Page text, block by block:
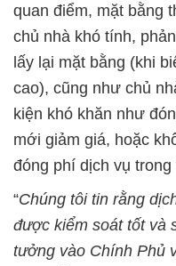
quan điểm, mặt bằng
chủ nhà khó tính,
lấy lại mặt bằng (khi
cao), cũng như chủ
kiện khó khăn như
mới giảm giá, hoặc
đóng phí dịch vụ
“Chúng tôi tin rằng
được kiểm soát tốt và
tưởng vào Chính Phủ